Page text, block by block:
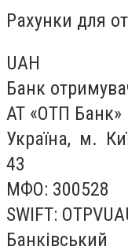
Рахунки для
UAH
Банк
АТ «ОТП Банк»
Україна, м.
43
МФО: 300528
SWIFT: